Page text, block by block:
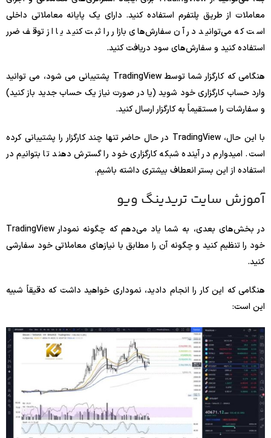
معاملات از طریق پلتفرم استفاده کنید. دارای یک پایانه معاملاتی داخلی
است که می‌توانید در آن سفارش‌های بازار را ثبت کنید یا از توقف ضرر
استفاده کنید و سفارش‌های سود دریافت کنید.
هنگامی که کارگزار شما توسط TradingView پشتیبانی می شود، می توانید
وارد حساب کارگزاری خود شوید (یا در صورت نیاز یک حساب جدید باز کنید)
و سفارشات را مستقیماً به کارگزار ارسال کنید.
با این حال، TradingView در حال حاضر تنها چند کارگزار را پشتیبانی کرده
است. امیدوارم در آینده شبکه کارگزاری خود را گسترش دهند تا بتوانیم در
استفاده از این بستر انعطاف بیشتری داشته باشیم.
آموزش سایت تریدینگ ویو
در بخش‌های بعدی، به شما یاد می‌دهم که چگونه نمودار TradingView
خود را تنظیم کنید و چگونه آن را مطابق با نیازهای معاملاتی خود سفارشی
کنید.
هنگامی که این کار را انجام دادید، نموداری خواهید داشت که دقیقاً شبیه
این است: